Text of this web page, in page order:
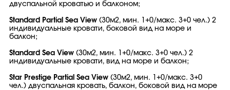
двуспальной кроватью и балконом;
Standard Partial Sea View (30м2, мин. 1+0/макс. 3+0 чел.) 2
индивидуальные кровати, боковой вид на море и
балкон;
Standard Sea View (30м2, мин. 1+0/макс. 3+0 чел.) 2
индивидуальные кровати, вид на море и балкон;
Star Prestige Partial Sea View (30м2, мин. 1+0/макс. 3+0
чел.) двуспальная кровать, балкон, боковой вид на море